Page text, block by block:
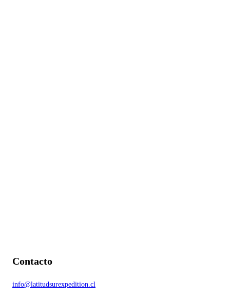
Contacto
info@latitudsurexpedition.cl